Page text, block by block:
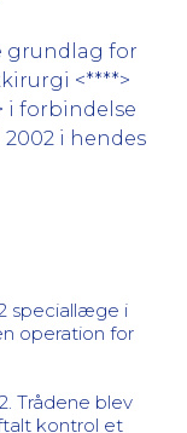
grundlag for
<****>
i forbindelse
i hendes
speciallæge i
operation for
Trådene blev
kontrol et